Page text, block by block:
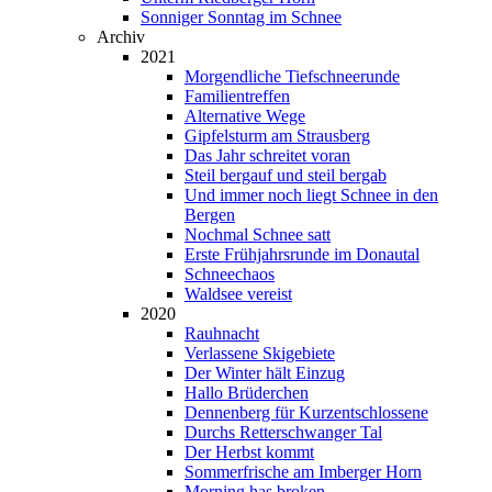
Sonniger Sonntag im Schnee
Archiv
2021
Morgendliche Tiefschneerunde
Familientreffen
Alternative Wege
Gipfelsturm am Strausberg
Das Jahr schreitet voran
Steil bergauf und steil bergab
Und immer noch liegt Schnee in den
Bergen
Nochmal Schnee satt
Erste Frühjahrsrunde im Donautal
Schneechaos
Waldsee vereist
2020
Rauhnacht
Verlassene Skigebiete
Der Winter hält Einzug
Hallo Brüderchen
Dennenberg für Kurzentschlossene
Durchs Retterschwanger Tal
Der Herbst kommt
Sommerfrische am Imberger Horn